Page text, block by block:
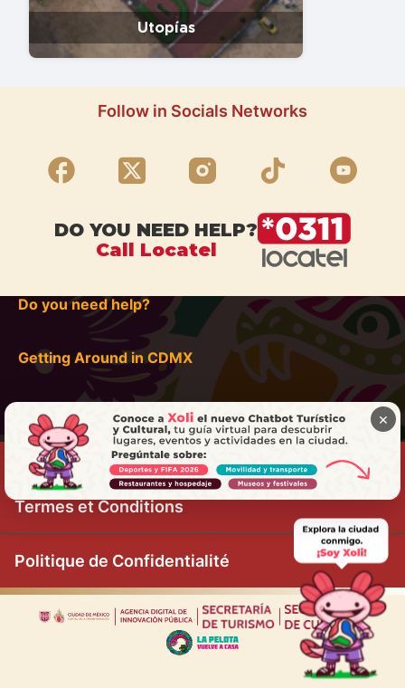
Utopías
Follow in Socials Networks
DO YOU NEED HELP?
Call Locatel
Do you need help?
Getting Around in CDMX
Termes et Conditions
Politique de Confidentialité
|
×